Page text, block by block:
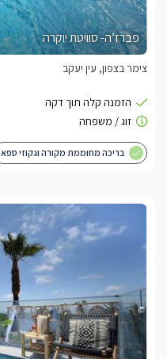
פברז’ה- סוויטת יוקרה
צימר בצפון, עין יעקב
בריכה מחוממת מקורה וגקוזי ספא